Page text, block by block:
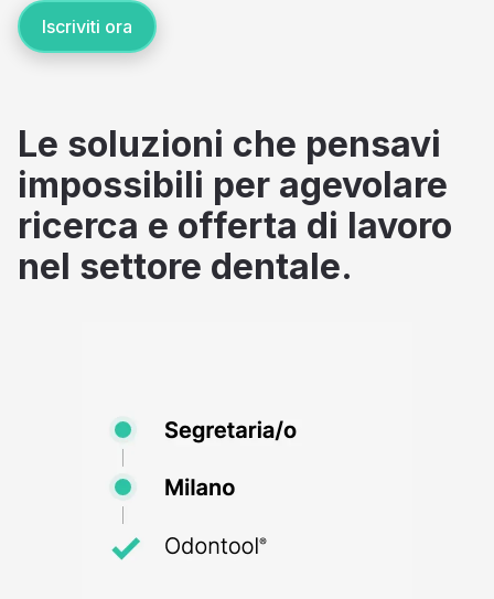
Iscriviti ora
Le soluzioni che pensavi
impossibili per agevolare
ricerca e offerta di lavoro
nel settore dentale.